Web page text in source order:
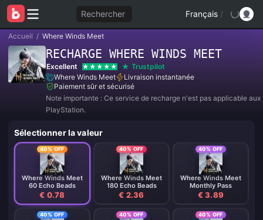
Rechercher Français /
Accueil / Where Winds Meet
RECHARGE WHERE WINDS MEET
Excellent
Trustpilot
Where Winds Meet
Livraison instantanée
Paiement sûr et sécurisé
Note importante : Ce service de recharge n'est pas applicable
PlayStation.
Sélectionner la valeur
40% OFF
Where Winds Meet
60 Echo Beads
€ 0.78
40% OFF
Where Winds Meet
180 Echo Beads
€ 2.36
40% OFF
Where Winds Meet
Monthly Pass
€ 3.89
40% OFF 40% OFF 40% OFF